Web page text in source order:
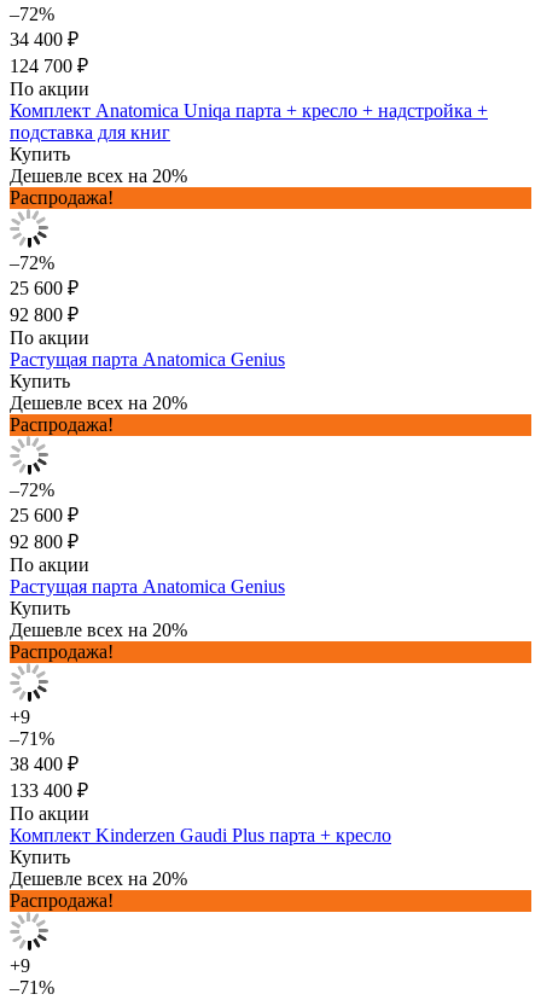
–72%
34 400 ₽
124 700 ₽
По акции
Комплект Anatomica Uniqa парта + кресло + надстройка +
подставка для книг
Купить
Дешевле всех на 20%
Распродажа!
–72%
25 600 ₽
92 800 ₽
По акции
Растущая парта Anatomica Genius
Купить
Дешевле всех на 20%
Распродажа!
–72%
25 600 ₽
92 800 ₽
По акции
Растущая парта Anatomica Genius
Купить
Дешевле всех на 20%
Распродажа!
+9
–71%
38 400 ₽
133 400 ₽
По акции
Комплект Kinderzen Gaudi Plus парта + кресло
Купить
Дешевле всех на 20%
Распродажа!
+9
–71%